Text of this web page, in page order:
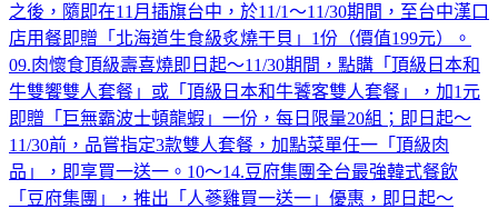
之後，隨即在11月插旗台中，於11/1～11/30期間，至台中漢口
店用餐即贈「北海道生食級炙燒干貝」1份（價值199元）。
09.肉懷食頂級壽喜燒即日起～11/30期間，點購「頂級日本和
牛雙饗雙人套餐」或「頂級日本和牛饕客雙人套餐」，加1元
即贈「巨無霸波士頓龍蝦」一份，每日限量20組；即日起～
11/30前，品嘗指定3款雙人套餐，加點菜單任一「頂級肉
品」，即享買一送一。10～14.豆府集團全台最強韓式餐飲
「豆府集團」，推出「人蔘雞買一送一」優惠，即日起～